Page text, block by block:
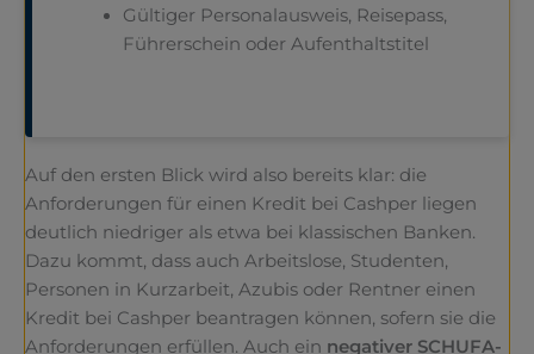
Gültiger Personalausweis, Reisepass,
Führerschein oder Aufenthaltstitel
Auf den ersten Blick wird also bereits klar: die
Anforderungen für einen Kredit bei Cashper liegen
deutlich niedriger als etwa bei klassischen Banken.
Dazu kommt, dass auch Arbeitslose, Studenten,
Personen in Kurzarbeit, Azubis oder Rentner einen
Kredit bei Cashper beantragen können, sofern sie die
Anforderungen erfüllen. Auch ein negativer SCHUFA-